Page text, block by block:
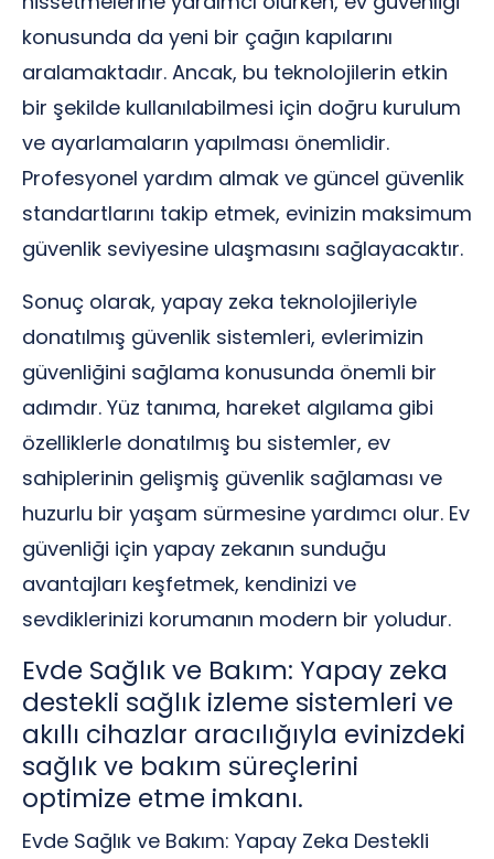
konusunda da yeni bir çağın kapılarını
aralamaktadır. Ancak, bu teknolojilerin etkin
bir şekilde kullanılabilmesi için doğru kurulum
ve ayarlamaların yapılması önemlidir.
Profesyonel yardım almak ve güncel güvenlik
standartlarını takip etmek, evinizin maksimum
güvenlik seviyesine ulaşmasını sağlayacaktır.
Sonuç olarak, yapay zeka teknolojileriyle
donatılmış güvenlik sistemleri, evlerimizin
güvenliğini sağlama konusunda önemli bir
adımdır. Yüz tanıma, hareket algılama gibi
özelliklerle donatılmış bu sistemler, ev
sahiplerinin gelişmiş güvenlik sağlaması ve
huzurlu bir yaşam sürmesine yardımcı olur. Ev
güvenliği için yapay zekanın sunduğu
avantajları keşfetmek, kendinizi ve
sevdiklerinizi korumanın modern bir yoludur.
Evde Sağlık ve Bakım: Yapay zeka
destekli sağlık izleme sistemleri ve
akıllı cihazlar aracılığıyla evinizdeki
sağlık ve bakım süreçlerini
optimize etme imkanı.
Evde Sağlık ve Bakım: Yapay Zeka Destekli